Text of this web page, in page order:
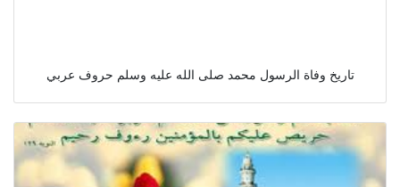
تاريخ وفاة الرسول محمد صلى الله عليه وسلم حروف عربي